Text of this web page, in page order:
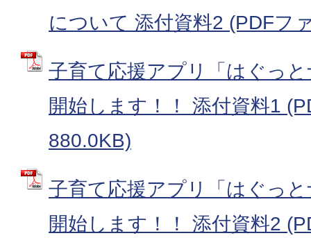
について 添付資料2 (PDFフ
子育て応援アプリ「はぐっ
開始します！！ 添付資料1
880.0KB)
子育て応援アプリ「はぐっ
開始します！！ 添付資料2